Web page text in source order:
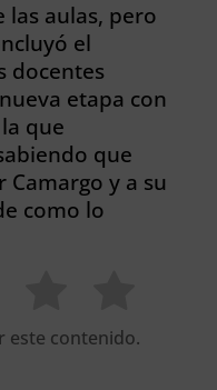
las aulas, pero
el
docentes
etapa con
que
que
y a su
como lo
este contenido.